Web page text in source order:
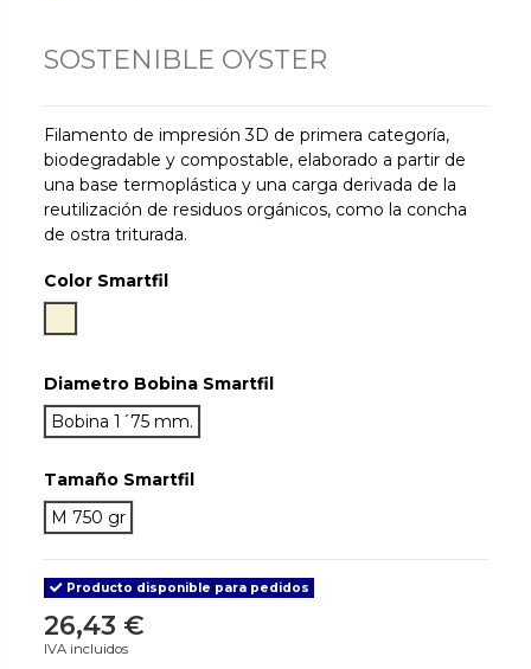
SOSTENIBLE OYSTER
Filamento de impresión 3D de primera categoría,
biodegradable y compostable, elaborado a partir de
una base termoplástica y una carga derivada de la
reutilización de residuos orgánicos, como la concha
de ostra triturada.
Color Smartfil
Diametro Bobina Smartfil
Bobina 1´75 mm.
Tamaño Smartfil
M 750 gr
Producto disponible para pedidos
26,43 €
IVA incluidos